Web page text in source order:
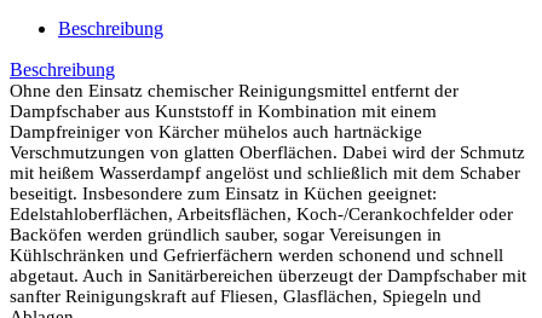
Beschreibung
Beschreibung
Ohne den Einsatz chemischer Reinigungsmittel entfernt der
Dampfschaber aus Kunststoff in Kombination mit einem
Dampfreiniger von Kärcher mühelos auch hartnäckige
Verschmutzungen von glatten Oberflächen. Dabei wird der Schmutz
mit heißem Wasserdampf angelöst und schließlich mit dem Schaber
beseitigt. Insbesondere zum Einsatz in Küchen geeignet:
Edelstahloberflächen, Arbeitsflächen, Koch-/Cerankochfelder oder
Backöfen werden gründlich sauber, sogar Vereisungen in
Kühlschränken und Gefrierfächern werden schonend und schnell
abgetaut. Auch in Sanitärbereichen überzeugt der Dampfschaber mit
sanfter Reinigungskraft auf Fliesen, Glasflächen, Spiegeln und